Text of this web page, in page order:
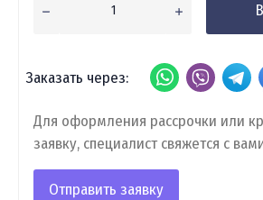
Заказать через:
Для оформления рассрочки или
заявку, специалист свяжется с
Отправить заявку